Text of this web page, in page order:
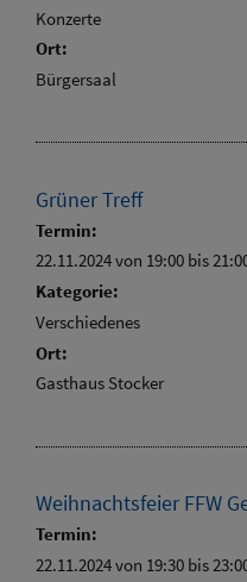
Konzerte
Ort:
Bürgersaal
Grüner Treff
Termin:
22.11.2024 von 19:00 bis
Kategorie:
Verschiedenes
Ort:
Gasthaus Stocker
Weihnachtsfeier FFW
Termin:
22.11.2024 von 19:30 bis